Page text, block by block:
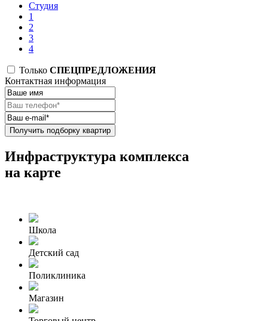
Студия
1
2
3
4
Только СПЕЦПРЕДЛОЖЕНИЯ
Контактная информация
Получить подборку квартир
Инфраструктура комплекса
на карте
Школа
Детский сад
Поликлиника
Магазин